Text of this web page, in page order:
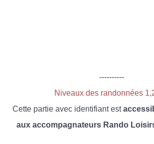
----------
Niveaux des randonnées
Cette partie avec identifiant est
aux accompagnateurs Rando